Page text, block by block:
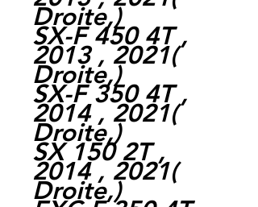
Droite,)
SX-F 450 4T ,
2013 , 2021(
Droite,)
SX-F 350 4T ,
2014 , 2021(
Droite,)
SX 150 2T ,
2014 , 2021(
Droite,)